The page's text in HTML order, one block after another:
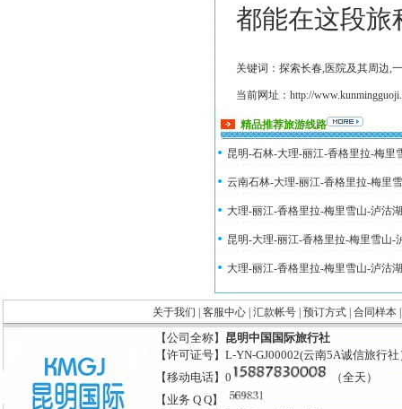
都能在这段旅
关键词：探索长春,医院及其周边,
当前网址：http://
精品推荐旅游线路
昆明-石林-大理-丽江-香格里拉-梅里
云南石林-大理-丽江-香格里拉-梅里
大理-丽江-香格里拉-梅里雪山-泸沽
昆明-大理-丽江-香格里拉-梅里雪山-
大理-丽江-香格里拉-梅里雪山-泸沽
关于我们 客服中心| 汇款帐号| 预订方式| 合同样本
【公司全称】 昆明中国国际旅行社
【许可证号】L-YN-GJ00002(云南5A诚信旅行社
【移动电话】0
（全天）
【业务 Q Q】